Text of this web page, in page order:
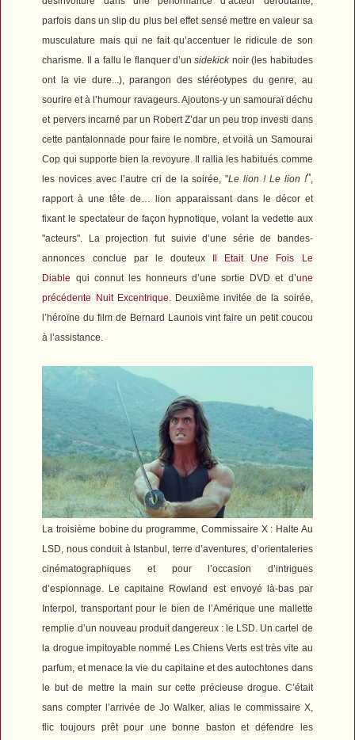
parfois dans un slip du plus bel effet sensé mettre en valeur sa
musculature mais qui ne fait qu’accentuer le ridicule de son
charisme. Il a fallu le flanquer d’unsidekicknoir (les habitudes
ont la vie dure...), parangon des stéréotypes du genre, au
sourire et à l’humour ravageurs. Ajoutons-y un samouraï déchu
et pervers incarné par un Robert Z’dar un peu trop investi dans
cette pantalonnade pour faire le nombre, et voilà un Samourai
Cop qui supporte bien la revoyure. Il rallia les habitués comme
les novices avec l’autre cri de la soirée, "Le lion ! Le lion !",
rapport à une tête de… lion apparaissant dans le décor et
fixant le spectateur de façon hypnotique, volant la vedette aux
"acteurs". La projection fut suivie d’une série de bandes-
annonces conclue par le douteux Il Etait Une Fois Le
Diable qui connut les honneurs d’une sortie DVD et d’une
précédente Nuit Excentrique. Deuxième invitée de la soirée,
l’héroïne du film de Bernard Launois vint faire un petit coucou
à l’assistance.
La troisième bobine du programme, Commissaire X : Halte Au
LSD , nous conduit à Istanbul, terre d’aventures, d’orientaleries
cinématographiques et pour l’occasion d’intrigues
d’espionnage. Le capitaine Rowland est envoyé là-bas par
Interpol, transportant pour le bien de l’Amérique une mallette
remplie d’un nouveau produit dangereux : le LSD. Un cartel de
la drogue impitoyable nommé Les Chiens Verts est très vite au
parfum, et menace la vie du capitaine et des autochtones dans
le but de mettre la main sur cette précieuse drogue. C’était
sans compter l’arrivée de Jo Walker, alias le commissaire X,
flic toujours prêt pour une bonne baston et défendre les